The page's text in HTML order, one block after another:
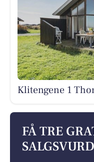
Klitengene 1
FÅ TRE